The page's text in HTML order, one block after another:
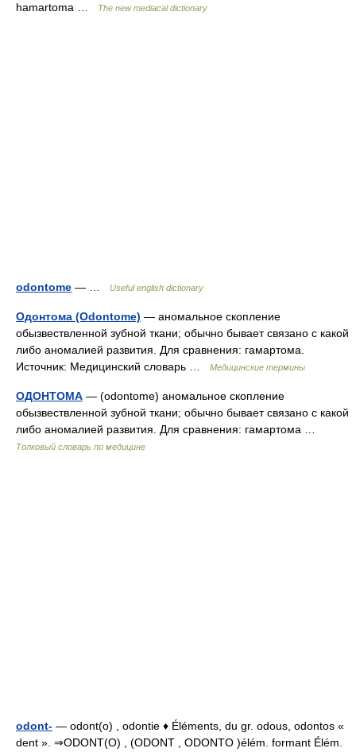
hamartoma …
The new mediacal dictionary
odontome — … Useful english dictionary
Одонтома (Odontome) — аномальное скопление
обызвествленной зубной ткани; обычно бывает связано с какой
либо аномалией развития. Для сравнения: гамартома.
Источник: Медицинский словарь …
Медицинские термины
ОДОНТОМА — (odontome) аномальное скопление
обызвествленной зубной ткани; обычно бывает связано с какой
либо аномалией развития. Для сравнения: гамартома …
Толковый словарь по медицине
odont- — odont(o) , odontie ♦ Éléments, du gr. odous, odontos «
dent ». ⇒ODONT(O) , (ODONT , ODONTO )élém. formant Élém.